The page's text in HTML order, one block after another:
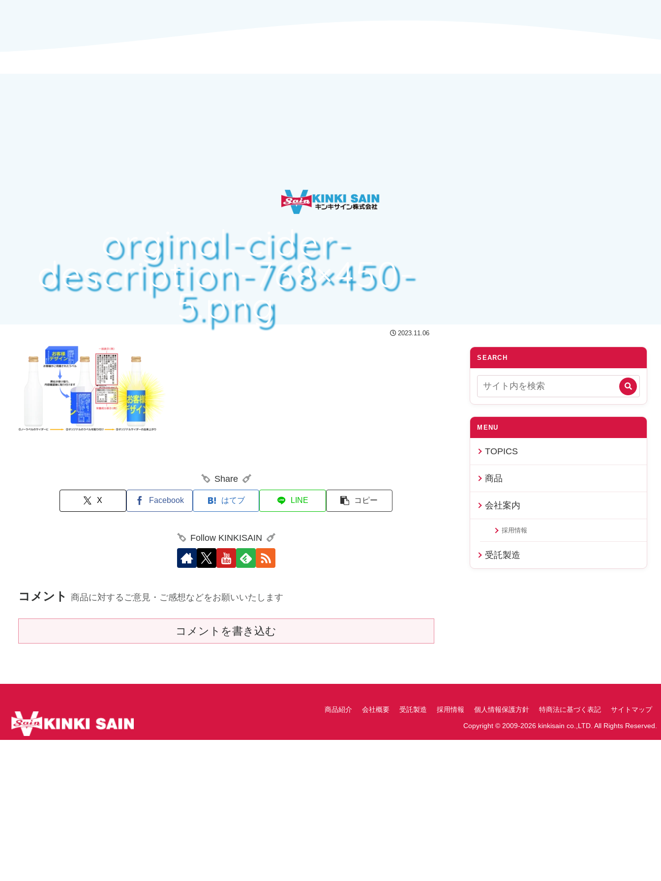
orginal-cider-
description-768×450-
5.png
2023.11.06
Share
X Facebook はてブ LINE コピー
Follow KINKISAIN
コメント 商品に対するご意見・ご感想などをお願いいたします
コメントを書き込む
TOPICS
商品
会社案内
採用情報
受託製造
商品紹介 会社概要 受託製造 採用情報 個人情報保護方針 特商法に基づく表記 サイトマップ
Copyright © 2009-2026 kinkisain co.,LTD. All Rights Reserved.